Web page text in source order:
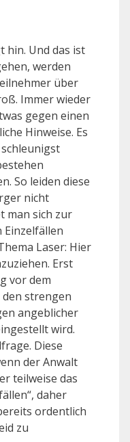
hin. Und das ist
werden
über
Immer wieder
gegen einen
Hinweise. Es
So leiden diese
nicht
man sich zur
Laser: Hier
Erst
vor dem
strengen
angeblicher
wird.
Diese
der Anwalt
teilweise das
daher
ordentlich
zu